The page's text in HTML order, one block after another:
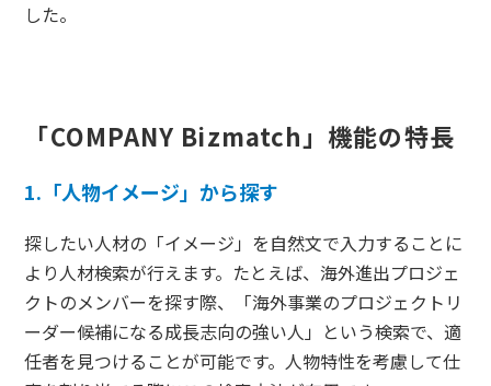
した。
「COMPANY Bizmatch」機能の特長
1.「人物イメージ」から探す
探したい人材の「イメージ」を自然文で入力することに
より人材検索が行えます。たとえば、海外進出プロジェ
クトのメンバーを探す際、「海外事業のプロジェクトリ
ーダー候補になる成長志向の強い人」という検索で、適
任者を見つけることが可能です。人物特性を考慮して仕